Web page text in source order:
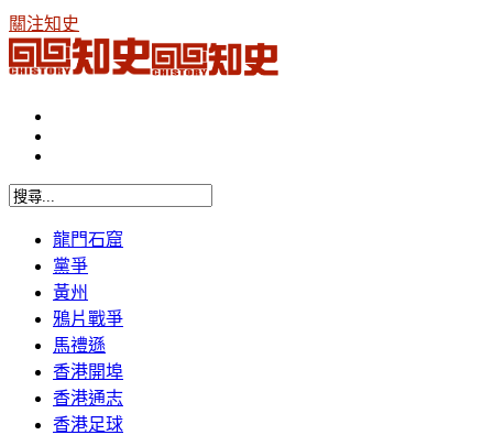
關注知史
龍門石窟
黨爭
黃州
鴉片戰爭
馬禮遜
香港開埠
香港通志
香港足球